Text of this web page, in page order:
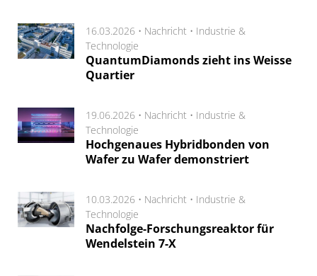
16.03.2026 • Nachricht • Industrie &
Technologie
QuantumDiamonds zieht ins Weisse
Quartier
19.06.2026 • Nachricht • Industrie &
Technologie
Hochgenaues Hybridbonden von
Wafer zu Wafer demonstriert
10.03.2026 • Nachricht • Industrie &
Technologie
Nachfolge-Forschungsreaktor für
Wendelstein 7-X